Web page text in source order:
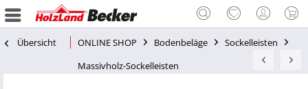
Übersicht ONLINE SHOP Bodenbeläge
Sockelleisten
Massivholz-Sockelleisten